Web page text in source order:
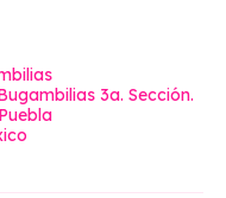
3a. Sección.